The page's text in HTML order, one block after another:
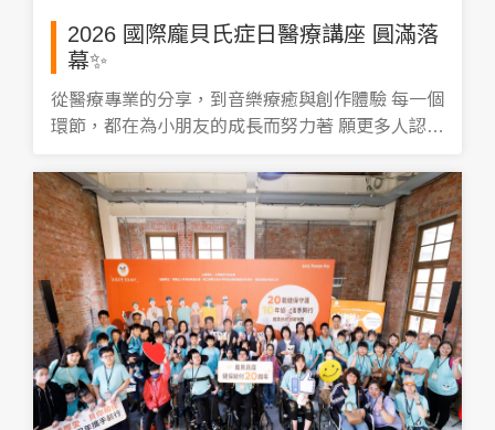
2026 國際龐貝氏症日醫療講座 圓滿落
幕✨
從醫療專業的分享，到音樂療癒與創作體驗 每一個
環節，都在為小朋友的成長而努力著 願更多人認識